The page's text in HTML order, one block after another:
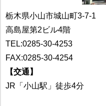
栃木県小山市城山町3-7-1
高島屋第2ビル4階
TEL:0285-30-4253
FAX:0285-30-4254
【交通】
JR「小山駅」徒歩4分